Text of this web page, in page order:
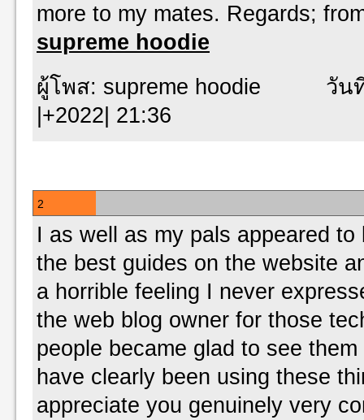
more to my mates. Regards;
supreme hoodie
ผู้โพส: supreme hoodie วันที่
|+2022| 21:36
2
I as well as my pals appeared to
the best guides on the website
a horrible feeling I never
the web blog owner for those
people became glad to see
have clearly been using these
appreciate you genuinely very